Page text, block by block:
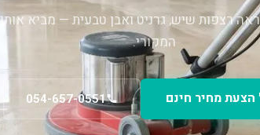
רצפות שיש, גרניט ואבן טבעית — מביא
המקורי.
הצעת מחיר חינם 054-657-0551